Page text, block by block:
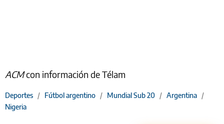
ACMcon información de Télam
Deportes / Fútbol argentino / Mundial Sub 20 / Argentina /
Nigeria